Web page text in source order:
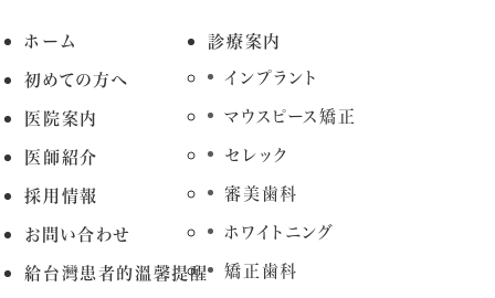
ホーム
初めての方へ
医院案内
医師紹介
採用情報
お問い合わせ
給台灣患者的溫馨提醒
診療案内
インプラント
マウスピース矯正
セレック
審美歯科
ホワイトニング
矯正歯科